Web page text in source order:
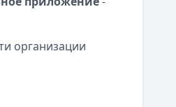
организации